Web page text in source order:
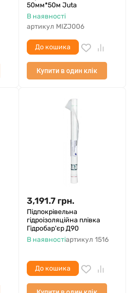
50мм*50м Juta
В наявності
артикул MIZJ006
До кошика
Купити в один клік
3,191.7 грн.
Підпокрівельна
гідроізоляційна плівка
Гідробар'єр Д90
В наявностіартикул 1516
До кошика